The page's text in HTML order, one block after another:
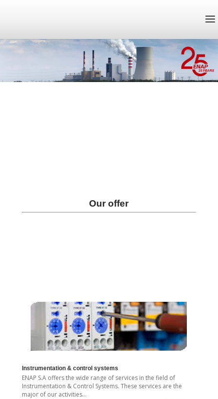
Our offer
Instrumentation & control systems
ENAP S.A offers the wide range of services in the field of
Instrumentation & Control Systems. These services are the
major of our activities…